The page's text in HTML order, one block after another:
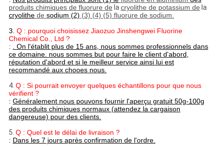
produits chimiquesde fluorure de la cryolithe de potassium de la
cryolithe de sodium (2) (3) (4) (5) fluorure de sodium.
3. Q : pourquoi choisissez Jiaozuo Jinshengwei Fluorine
Chemical Co., Ltd ?
:
. On l'établit plus de 15 ans, nous sommes professionnels dans
ce domaine. nous sommes but pour faire le client d'abord,
réputation d'abord et si le meilleur service ainsi lui est
recommandé aux chooes nous.
4. Q : Si pourrait envoyer quelques échantillons pour que nous
vérifient ?
: Généralement nous pouvons fournir l'aperçu gratuit 50g-100g
des produits chimiques normaux (attendez la cargaison
dangereuse) pour des clients.
5. Q : Quel est le délai de livraison ?
: Dans les 7 jours après confirmation de l'ordre.